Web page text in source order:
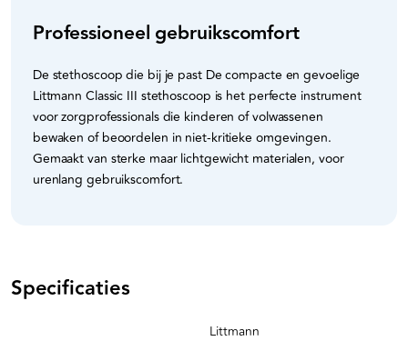
Professioneel gebruikscomfort
De stethoscoop die bij je past De compacte en gevoelige
Littmann Classic III stethoscoop is het perfecte instrument
voor zorgprofessionals die kinderen of volwassenen
bewaken of beoordelen in niet-kritieke omgevingen.
Gemaakt van sterke maar lichtgewicht materialen, voor
urenlang gebruikscomfort.
Specificaties
Littmann